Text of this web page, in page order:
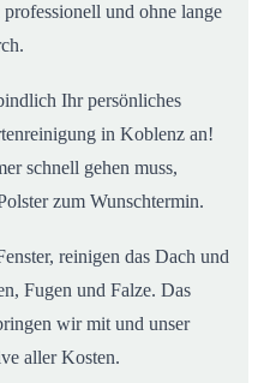
und ohne lange
Ihr persönliches
in Koblenz an!
schnell gehen muss,
zum Wunschtermin.
reinigen das Dach und
Fugen und Falze. Das
wir mit und unser
aller Kosten.